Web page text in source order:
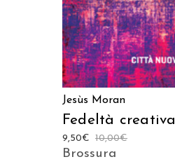
Jesùs Moran
Fedeltà creativa
10,00€
9,50€
Brossura